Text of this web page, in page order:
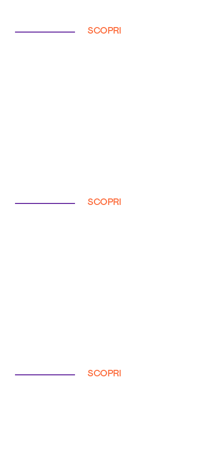
SCOPRI
SCOPRI
SCOPRI